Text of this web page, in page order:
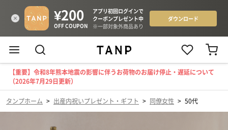
【重要】令和8年熊本地震の影響に伴うお荷物のお届け停止・遅延について
（2026年7月29日更新）
タンプホーム > 出産内祝いプレゼント・ギフト > 同僚女性 > 50代